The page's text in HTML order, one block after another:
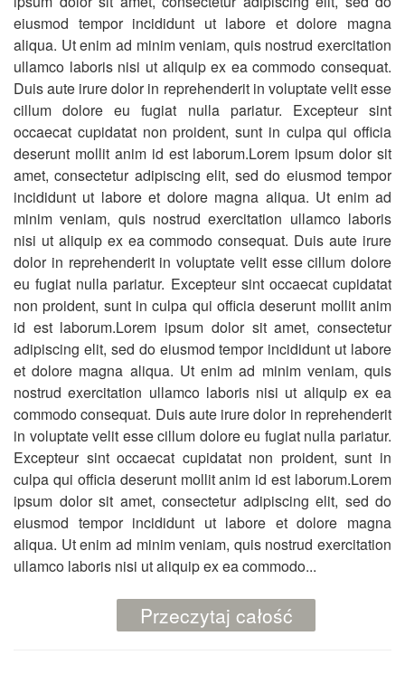
eiusmod tempor incididunt ut labore et dolore magna
aliqua. Ut enim ad minim veniam, quis nostrud exercitation
ullamco laboris nisi ut aliquip ex ea commodo consequat.
Duis aute irure dolor in reprehenderit in voluptate velit esse
cillum dolore eu fugiat nulla pariatur. Excepteur sint
occaecat cupidatat non proident, sunt in culpa qui officia
deserunt mollit anim id est laborum.Lorem ipsum dolor sit
amet, consectetur adipiscing elit, sed do eiusmod tempor
incididunt ut labore et dolore magna aliqua. Ut enim ad
minim veniam, quis nostrud exercitation ullamco laboris
nisi ut aliquip ex ea commodo consequat. Duis aute irure
dolor in reprehenderit in voluptate velit esse cillum dolore
eu fugiat nulla pariatur. Excepteur sint occaecat cupidatat
non proident, sunt in culpa qui officia deserunt mollit anim
id est laborum.Lorem ipsum dolor sit amet, consectetur
adipiscing elit, sed do eiusmod tempor incididunt ut labore
et dolore magna aliqua. Ut enim ad minim veniam, quis
nostrud exercitation ullamco laboris nisi ut aliquip ex ea
commodo consequat. Duis aute irure dolor in reprehenderit
in voluptate velit esse cillum dolore eu fugiat nulla pariatur.
Excepteur sint occaecat cupidatat non proident, sunt in
culpa qui officia deserunt mollit anim id est laborum.Lorem
ipsum dolor sit amet, consectetur adipiscing elit, sed do
eiusmod tempor incididunt ut labore et dolore magna
aliqua. Ut enim ad minim veniam, quis nostrud exercitation
ullamco laboris nisi ut aliquip ex ea commodo...
Przeczytaj całość